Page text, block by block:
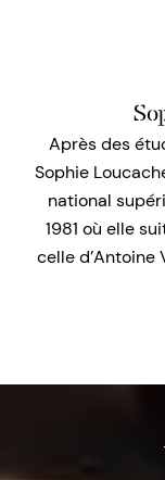
Après des
Sophie
national
1981 où elle
celle d’Antoine